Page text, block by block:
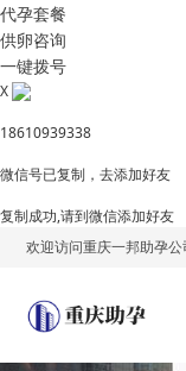
代孕套餐
供卵咨询
一键拨号
X
18610939338
微信号已复制，去添加好友
复制成功,请到微信添加好友
欢迎访问重庆一邦助孕公